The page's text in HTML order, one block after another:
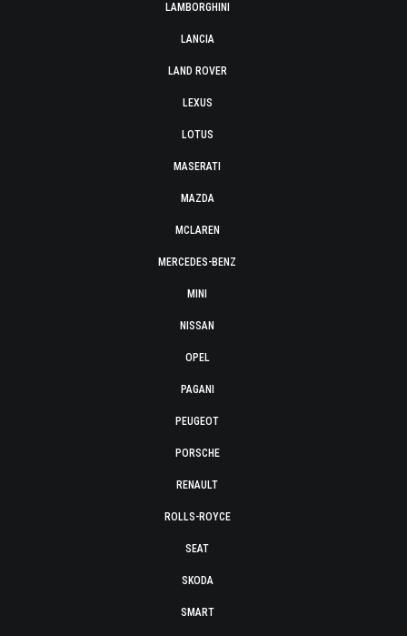
LAMBORGHINI
LANCIA
LAND ROVER
LEXUS
LOTUS
MASERATI
MAZDA
MCLAREN
MERCEDES-BENZ
MINI
NISSAN
OPEL
PAGANI
PEUGEOT
PORSCHE
RENAULT
ROLLS-ROYCE
SEAT
SKODA
SMART